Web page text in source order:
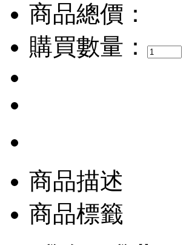
商品總價：
購買數量：
商品描述
商品標籤